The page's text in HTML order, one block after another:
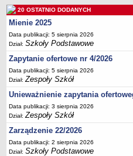
DEKLARACJA DOSTĘPNOŚCI
OŚWIADCZENIA MAJĄTKOWE
UDOSTĘPNIANIE INFORMACJI
OCHRONA DANYCH OSOBOWYCH
20 OSTATNIO DODANYCH
Mienie 2025
Data publikacji: 5 sierpnia 2026
Dział:Szkoły Podstawowe
Zapytanie ofertowe nr 4/2026
Data publikacji: 5 sierpnia 2026
Dział:Zespoły Szkół
Unieważnienie zapytania
Data publikacji: 3 sierpnia 2026
Dział:Zespoły Szkół
Zarządzenie 22/2026
Data publikacji: 2 sierpnia 2026
Dział:Szkoły Podstawowe